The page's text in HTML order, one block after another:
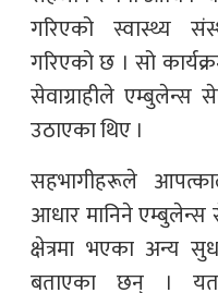
गरिएको स्वास्थ्य
गरिएको छ । सो
सेवाग्राहीले एम्बुलेन्स
उठाएका थिए ।
सहभागीहरूले
आधार मानिने एम्बुलेन्स
क्षेत्रमा भएका अन्य
बताएका छन् । यता